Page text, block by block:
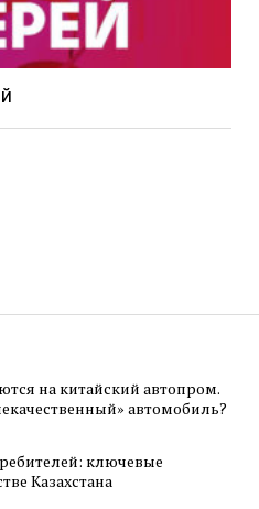
на китайский автопром.
автомобиль?
ключевые
Казахстана